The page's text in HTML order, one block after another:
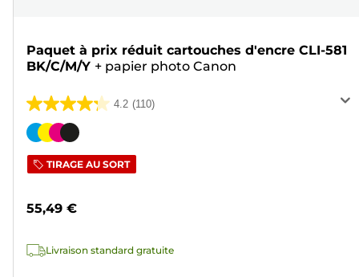
Paquet à prix réduit cartouches d'encre CLI-581
BK/C/M/Y + papier photo Canon
4.2 (110)
4.2
sur
5
étoiles.
avis
Cartouche
couleur
TIRAGE AU SORT
55,49 €
Livraison standard gratuite